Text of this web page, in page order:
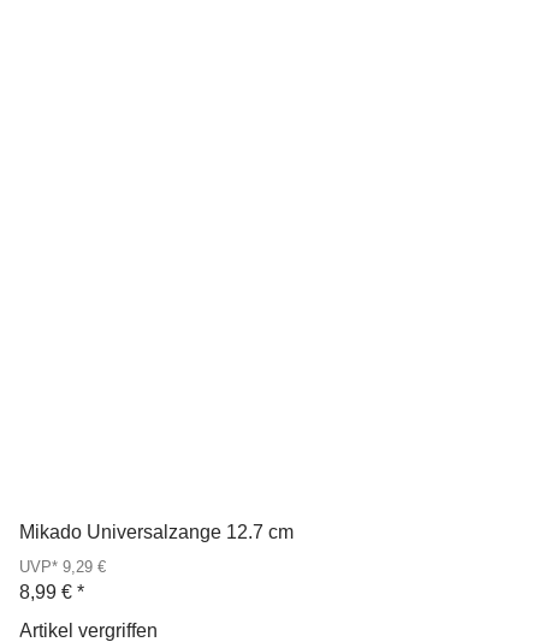
Mikado Universalzange 12.7 cm
UVP* 9,29 €
8,99 € *
Artikel vergriffen